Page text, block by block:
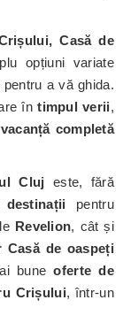
Casă de
opțiuni variate
a vă ghida.
întimpul verii,
completă
Cluj este, fără
destinații pentru
Revelion, cât și
Casă de oaspeți
buneoferte de
Crișului, într-un